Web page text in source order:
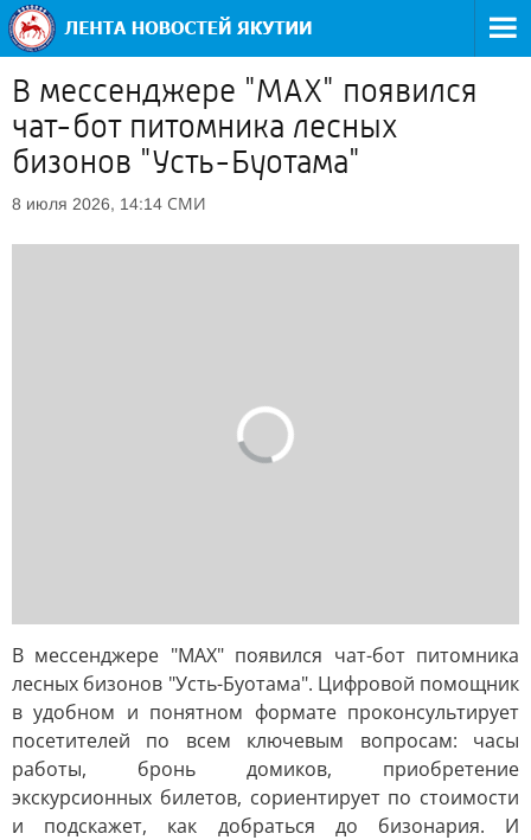
В мессенджере "MAX" появился
чат-бот питомника лесных
бизонов "Усть-Буотама"
8 июля 2026, 14:14 СМИ
В мессенджере "MAX" появился чат-бот питомника
лесных бизонов "Усть-Буотама". Цифровой помощник
в удобном и понятном формате проконсультирует
посетителей по всем ключевым вопросам: часы
работы, бронь домиков, приобретение
экскурсионных билетов, сориентирует по стоимости
и подскажет, как добраться до бизонария. И